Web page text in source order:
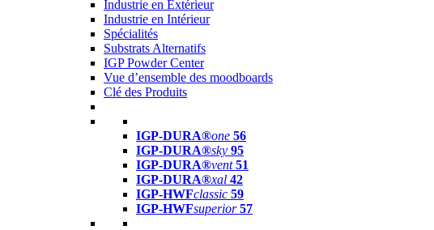
Industrie en Extérieur
Industrie en Intérieur
Spécialités
Substrats Alternatifs
IGP Powder Center
Vue d’ensemble des moodboards
Clé des Produits
IGP-DURA®one 56
IGP-DURA®sky 95
IGP-DURA®vent 51
IGP-DURA®xal 42
IGP-HWFclassic 59
IGP-HWFsuperior 57